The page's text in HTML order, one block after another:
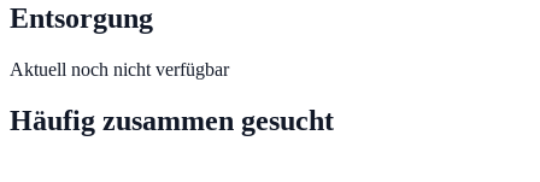
Entsorgung
Aktuell noch nicht verfügbar
Häufig zusammen gesucht